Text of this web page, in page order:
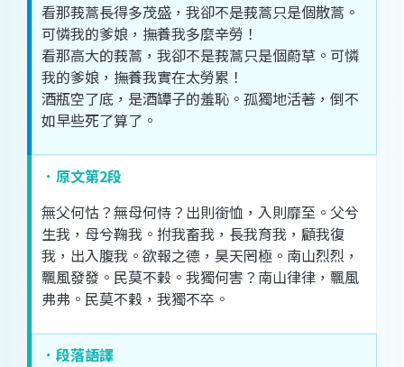
看那莪蒿長得多茂盛 ， 我卻不是莪蒿只是個散蒿 。
可憐我的爹娘 ， 撫養我多麼辛勞 ！
看那高大的莪蒿 ， 我卻不是莪蒿只是個蔚草 。 可憐
我的爹娘 ， 撫養我實在太勞累 ！
酒瓶空了底 ， 是酒罈子的羞恥 。 孤獨地活著 ， 倒不
如早些死了算了 。
．原文第2段
無父何怙？無母何恃？ 出則銜恤 ， 入則靡至 。 父兮
生我 ， 母兮鞠我 。 拊我畜我 ， 長我育我 ， 顧我復
我 ， 出入腹我 。 欲報之德 ， 昊天罔極 。 南山烈烈 ，
飄風發發 。 民莫不穀 。 我獨何害 ？ 南山律律 ， 飄風
弗弗 。 民莫不穀 ， 我獨不卒 。
．段落語譯